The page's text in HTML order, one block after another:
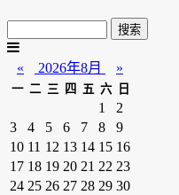
« 2026年8月 »
一 二 三 四 五 六 日
1
2
3
4 5 6 7 8
9
10 11 12 13 14 15 16
17 18 19 20 21 22 23
24 25 26 27 28 29 30